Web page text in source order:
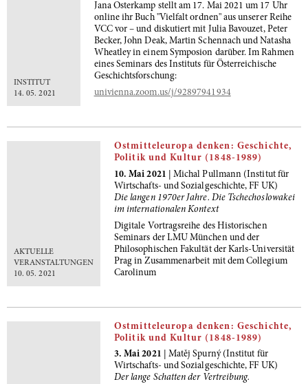
INSTITUT
14. 05. 2021
Jana Osterkamp stellt am 17. Mai 2021 um 17 Uhr
online ihr Buch "Vielfalt ordnen" aus unserer Reihe
VCC vor – und diskutiert mit Julia Bavouzet, Peter
Becker, John Deak, Martin Schennach und Natasha
Wheatley in einem Symposion darüber. Im Rahmen
eines Seminars des Instituts für Österreichische
Geschichtsforschung:
univienna.zoom.us/j/92897941934
AKTUELLE
VERANSTALTUNGEN
10. 05. 2021
Ostmitteleuropa denken: Geschichte,
Politik und Kultur (1848-1989)
10. Mai 2021 | Michal Pullmann (Institut für
Wirtschafts- und Sozialgeschichte, FF UK)
Die langen 1970er Jahre. Die Tschechoslowakei
im internationalen Kontext
Digitale Vortragsreihe des Historischen
Seminars der LMU München und der
Philosophischen Fakultät der Karls-Universität
Prag in Zusammenarbeit mit dem Collegium
Carolinum
Ostmitteleuropa denken: Geschichte,
Politik und Kultur (1848-1989)
3. Mai 2021 | Matěj Spurný (Institut für
Wirtschafts- und Sozialgeschichte, FF UK)
Der lange Schatten der Vertreibung.